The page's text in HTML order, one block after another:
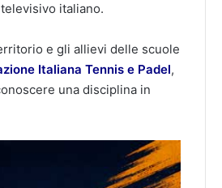
italiano.
e gli allievi delle scuole
Italiana Tennis e Padel,
una disciplina in